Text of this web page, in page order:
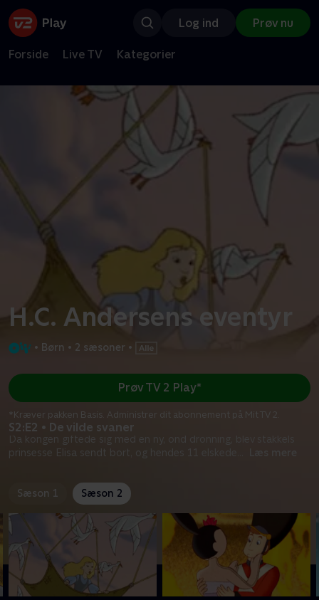
Log ind Prøv nu
Forside Live TV Kategorier
H.C. Andersens eventyr
• Børn • 2 sæsoner •
S2:E2 • De vilde svaner
Da kongen giftede sig med en ny, ond dronning, blev stakkels
prinsesse Elisa sendt bort, og hendes 11 elskede
Prøv TV 2 Play*
*Kræver pakken Basis. Administrer dit abonnement på Mit TV 2.
Sæson 1 Sæson 2